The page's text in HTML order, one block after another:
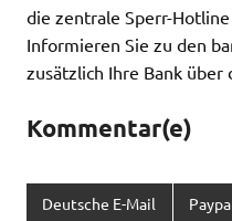
die zentrale Sperr-Hotline
Informieren Sie zu den
zusätzlich Ihre Bank über
Kommentar(e)
Deutsche E-Mail